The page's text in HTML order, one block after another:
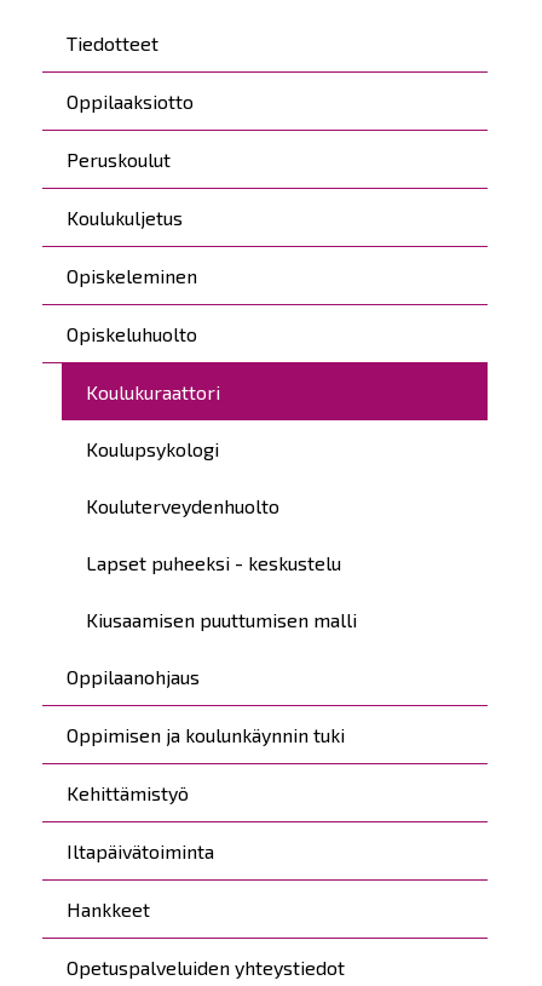
Päävalikko
Tiedotteet
Oppilaaksiotto
Peruskoulut
Koulukuljetus
Opiskeleminen
Opiskeluhuolto
Koulukuraattori
Koulupsykologi
Kouluterveydenhuolto
Lapset puheeksi - keskustelu
Kiusaamisen puuttumisen malli
Oppilaanohjaus
Oppimisen ja koulunkäynnin tuki
Kehittämistyö
Iltapäivätoiminta
Hankkeet
Opetuspalveluiden yhteystiedot